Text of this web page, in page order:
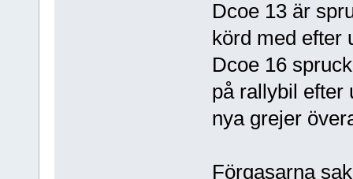
Dcoe 13 är
körd med efter
Dcoe 16
på rallybil efter
nya grejer
Förgasarna